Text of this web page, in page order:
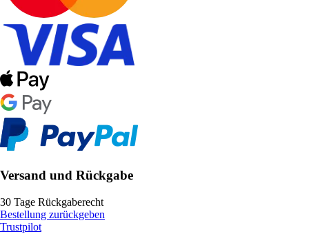
Versand und Rückgabe
30 Tage Rückgaberecht
Bestellung zurückgeben
Trustpilot